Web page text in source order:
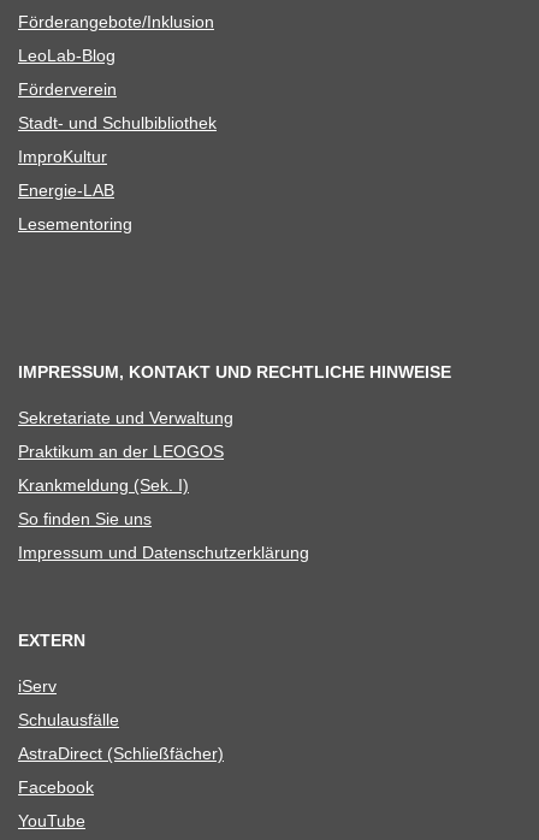
Förderangebote/​​Inklusion
Leo­Lab-Blog
För­der­ver­ein
Stadt- und Schulbibliothek
Impro­Kul­tur
Ener­­gie-LAB
Lese­men­to­ring
IMPRESSUM, KONTAKT UND RECHTLICHE HINWEISE
Sekre­ta­riate und Verwaltung
Prak­ti­kum an der LEOGOS
Krank­mel­dung (Sek. I)
So fin­den Sie uns
Impres­sum und Datenschutzerklärung
EXTERN
iServ
Schul­aus­fälle
Astra­Di­rect (Schließ­fä­cher)
Face­book
You­Tube